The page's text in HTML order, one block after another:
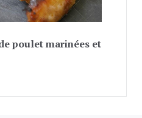
poulet marinées et